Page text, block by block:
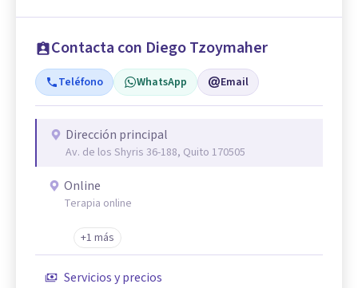
Contacta con Diego Tzoymaher
Teléfono WhatsApp Email
Dirección principal
Av. de los Shyris 36-188, Quito 170505
Online
Terapia online
+1 más
Servicios y precios